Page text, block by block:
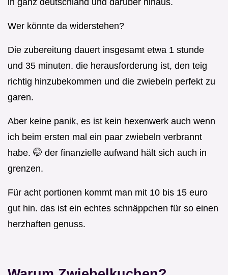
in ganz deutschland und darüber hinaus.
Wer könnte da widerstehen?
Die zubereitung dauert insgesamt etwa 1 stunde
und 35 minuten. die herausforderung ist, den teig
richtig hinzubekommen und die zwiebeln perfekt zu
garen.
Aber keine panik, es ist kein hexenwerk auch wenn
ich beim ersten mal ein paar zwiebeln verbrannt
habe. 🤭 der finanzielle aufwand hält sich auch in
grenzen.
Für acht portionen kommt man mit 10 bis 15 euro
gut hin. das ist ein echtes schnäppchen für so einen
herzhaften genuss.